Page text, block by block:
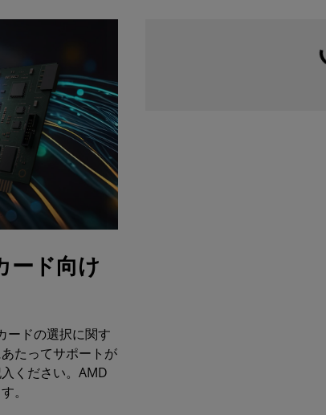
ード向け
ードの選択に関す
たってサポートが
ください。AMD
。